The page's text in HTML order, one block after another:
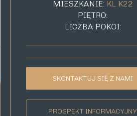
MIESZKANIE: KL K22
PIĘTRO:
LICZBA POKOI:
SKONTAKTUJ SIĘ Z NAMI
PROSPEKT INFORMACYJNY